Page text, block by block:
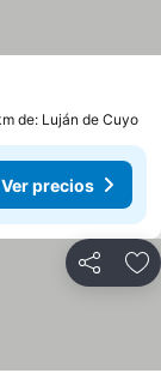
de: Luján de Cuyo
Ver precios
Compartir